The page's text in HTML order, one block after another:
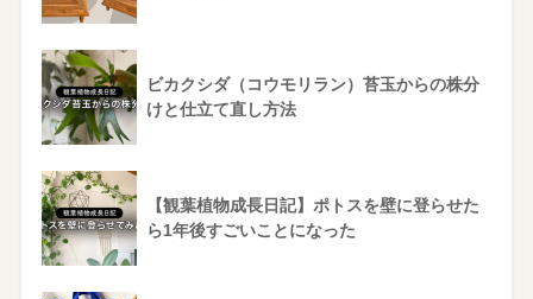
ビカクシダ（コウモリラン）苔玉からの株分
けと仕立て直し方法
【観葉植物成長日記】ポトスを壁に登らせた
ら1年後すごいことになった